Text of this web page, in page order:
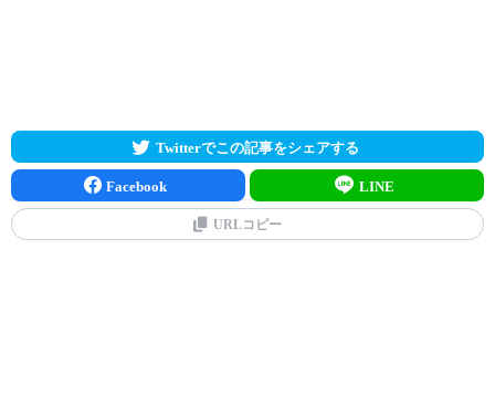
Twitterでこの記事をシェアする
Facebook LINE
URLコピー